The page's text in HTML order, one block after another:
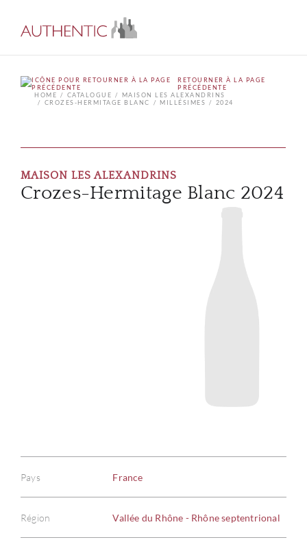
RETOURNER À LA PAGE
PRÉCÉDENTE
HOME
CATALOGUE
MAISON LES ALEXANDRINS
CROZES-HERMITAGE BLANC
MILLÉSIMES 2024
MAISON LES ALEXANDRINS
Crozes-Hermitage Blanc 2024
Pays France
Région Vallée du Rhône - Rhône septentrional